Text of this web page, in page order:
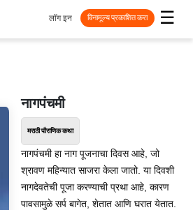
☰
लॉग इन विनामूल्य प्रकाशित करा
नागपंचमी
मराठी पौराणिक कथा
नागपंचमी हा नाग पूजनाचा दिवस आहे, जो
श्रावण महिन्यात साजरा केला जातो. या दिवशी
नागदेवतेची पूजा करण्याची प्रथा आहे, कारण
पावसामुळे सर्प बागेत, शेतात आणि घरात येतात.